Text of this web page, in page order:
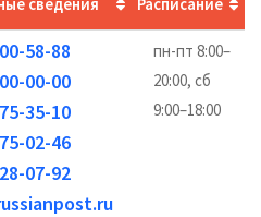
58-88
00-00
35-10
02-46
07-92
пн-пт 8:00–
20:00, сб
9:00–18:00